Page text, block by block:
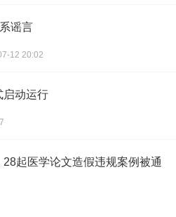
谣言
12 20:02
启动运行
起医学论文造假违规案例被通